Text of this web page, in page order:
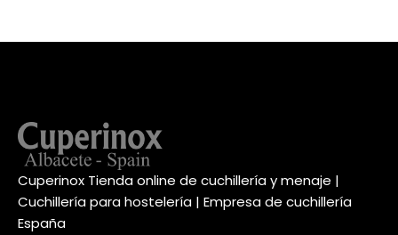
Cuperinox Tienda online de cuchillería y menaje |
Cuchillería para hostelería | Empresa de cuchillería
España